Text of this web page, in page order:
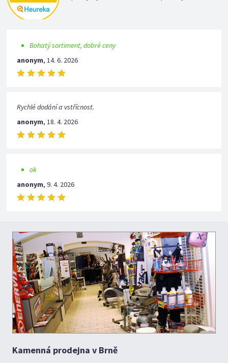
Bohatý sortiment, dobré ceny
anonym,14. 6. 2026
Rychlé dodání a vstřícnost.
anonym,18. 4. 2026
ok
anonym,9. 4. 2026
Kamenná prodejna v Brně